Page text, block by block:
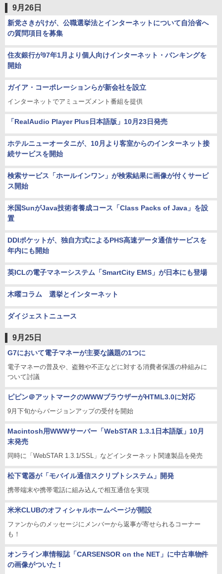
9月26日
新党さきがけが、公職選挙法とインターネットについて自治省へ
の質問項目を募集
住友銀行が97年1月より個人向けインターネット・バンキングを
開始
ガイア・コーポレーションらが新会社を設立
インターネットでアミューズメント番組を提供
「RealAudio Player Plus日本語版」10月23日発売
ホテルニューオータニが、10月より客室からのインターネット接
続サービスを開始
検索サービス「ホールインワン」が検索結果に画像が付くサービ
ス開始
米国SunがJava技術者養成コース「Class Packs of Java」を設
置
DDIポケットが、独自方式によるPHS高速データ通信サービスを
年内にも開始
英ICLの電子マネーシステム「SmartCity EMS」が日本にも登場
木曜コラム 選挙とインターネット
ダイジェストニュース
9月25日
G7において電子マネーが主要な議題の1つに
電子マネーの普及や、盗難や不正などに対する消費者保護の枠組みに
ついて討議
ピピン＠アットマークのWWWブラウザーがHTML3.0に対応
9月下旬からバージョンアップの受付を開始
Macintosh用WWWサーバー「WebSTAR 1.3.1日本語版」10月
末発売
同時に「WebSTAR 1.3.1/SSL」などインターネット関連製品を発売
松下電器が「モバイル通信スクリプトシステム」開発
携帯端末や携帯電話に組み込んで相互通信を実現
米米CLUBのオフィシャルホームページが開設
ファンからのメッセージにメンバーから返事が寄せられるコーナー
も！
オンライン車情報誌「CARSENSOR on the NET」に中古車物件
の画像がついた！